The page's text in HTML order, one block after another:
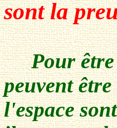
sont la
Pour être
peuvent
l'espace